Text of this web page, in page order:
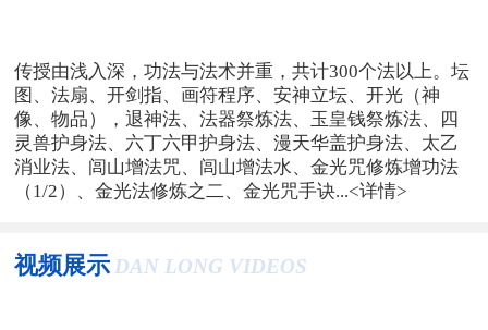
传授由浅入深，功法与法术并重，共计300个法以上。坛
图、法扇、开剑指、画符程序、安神立坛、开光（神
像、物品），退神法、法器祭炼法、玉皇钱祭炼法、四
灵兽护身法、六丁六甲护身法、漫天华盖护身法、太乙
消业法、闾山增法咒、闾山增法水、金光咒修炼增功法
（1/2）、金光法修炼之二、金光咒手诀...<详情>
视频展示 DAN LONG VIDEOS